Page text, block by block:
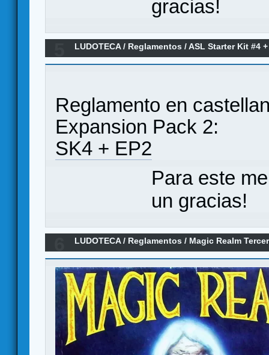
gracias!
LUDOTECA/ Reglamentos /ASL Starter Kit #4
Reglamento en
Expansion Pack 2:
SK4 + EP2
Para este
un gracias!
LUDOTECA/ Reglamentos / Magic Realm